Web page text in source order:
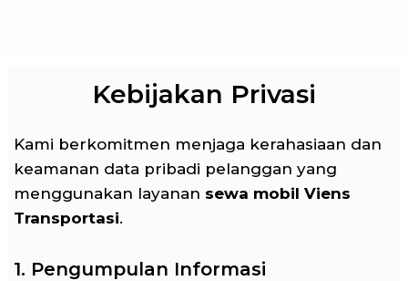
Kebijakan Privasi
Kami berkomitmen menjaga kerahasiaan dan
keamanan data pribadi pelanggan yang
menggunakan layanan sewa mobil Viens
Transportasi.
1. Pengumpulan Informasi